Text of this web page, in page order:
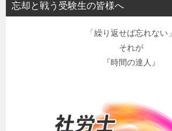
忘却と戦う受験生の皆様へ
「繰り返せば忘れない」
それが
『時間の達人』